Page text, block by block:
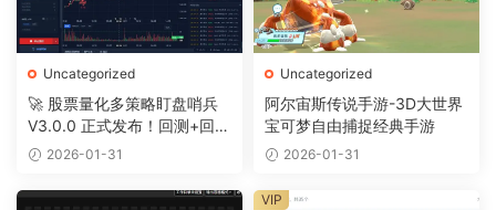
Uncategorized
🚀 股票量化多策略盯盘哨兵
V3.0.0 正式发布！回测+回放
+摸鱼全搞定
2026-01-31
Uncategorized
阿尔宙斯传说手游-3D大世界
宝可梦自由捕捉经典手游
2026-01-31
VIP